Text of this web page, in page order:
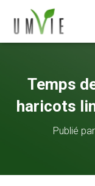
Temps
haricots
Publié par